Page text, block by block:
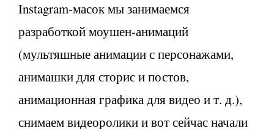
Instagram-масок мы занимаемся
разработкой моушен-анимаций
(мультяшные анимации с персонажами,
анимашки для сторис и постов,
анимационная графика для видео и т. д.),
снимаем видеоролики и вот сейчас начали